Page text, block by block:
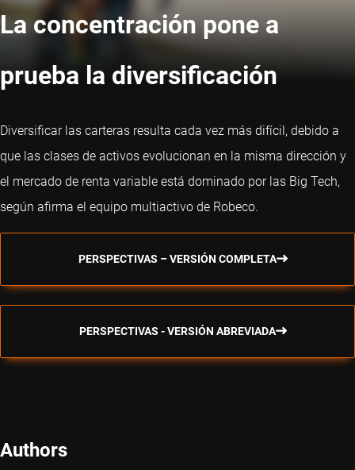
La concentración pone a
prueba la diversificación
Diversificar las carteras resulta cada vez más difícil, debido a
que las clases de activos evolucionan en la misma dirección y
el mercado de renta variable está dominado por las Big Tech,
según afirma el equipo multiactivo de Robeco.
PERSPECTIVAS – VERSIÓN COMPLETA
PERSPECTIVAS - VERSIÓN ABREVIADA
Authors